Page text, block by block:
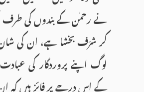
نے رحمٰن کے بندوں کی
کر شرَف بخشا ہے، ان کی
لوگ اپنے پروردگار کی
کے اس درجے پر فائز ہیں کہ